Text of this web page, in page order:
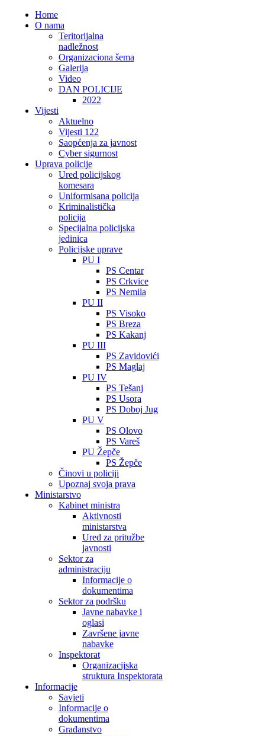
Home
O nama
Teritorijalna
nadležnost
Organizaciona šema
Galerija
Video
DAN POLICIJE
2022
Vijesti
Aktuelno
Vijesti 122
Saopćenja za javnost
Cyber sigurnost
Uprava policije
Ured policijskog
komesara
Uniformisana policija
Kriminalistička
policija
Specijalna policijska
jedinica
Policijske uprave
PU I
PS Centar
PS Crkvice
PS Nemila
PU II
PS Visoko
PS Breza
PS Kakanj
PU III
PS Zavidovići
PS Maglaj
PU IV
PS Tešanj
PS Usora
PS Doboj Jug
PU V
PS Olovo
PS Vareš
PU Žepče
PS Žepče
Činovi u policiji
Upoznaj svoja prava
Ministarstvo
Kabinet ministra
Aktivnosti
ministarstva
Ured za pritužbe
javnosti
Sektor za
administraciju
Informacije o
dokumentima
Sektor za podršku
Javne nabavke i
oglasi
Završene javne
nabavke
Inspektorat
Organizacijska
struktura Inspektorata
Informacije
Savjeti
Informacije o
dokumentima
Građanstvo